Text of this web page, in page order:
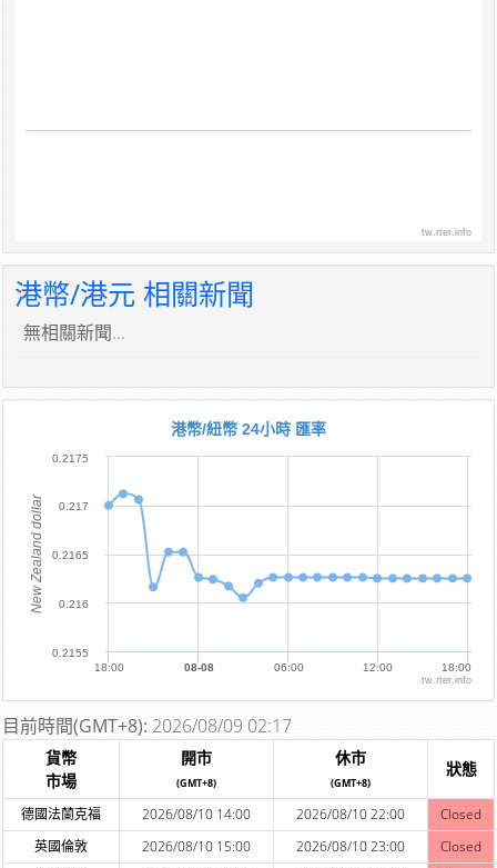
tw.rter.info
港幣/港元 相關新聞
無相關新聞...
New Zealand dollar
港幣/紐幣 24小時 匯率
18:00 08-08 06:00 12:00 18:00
0.2155
0.216
0.2165
0.217
0.2175
tw.rter.info
目前時間(GMT+8): 2026/08/09 02:17
貨幣
市場
開市
(GMT+8)
休市
(GMT+8)
狀態
德國法蘭克福 2026/08/10 14:00 2026/08/10 22:00
Closed
英國倫敦
2026/08/10 15:00 2026/08/10 23:00
Closed